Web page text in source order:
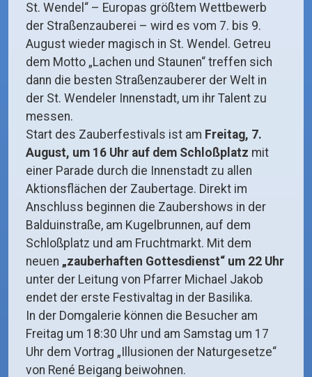
St. Wendel“ – Europas größtem Wettbewerb
der Straßenzauberei – wird es vom 7. bis 9.
August wieder magisch in St. Wendel. Getreu
dem Motto „Lachen und Staunen“ treffen sich
dann die besten Straßenzauberer der Welt in
der St. Wendeler Innenstadt, um ihr Talent zu
messen.
Start des Zauberfestivals ist am Freitag, 7.
August, um 16 Uhr auf dem Schloßplatz mit
einer Parade durch die Innenstadt zu allen
Aktionsflächen der Zaubertage. Direkt im
Anschluss beginnen die Zaubershows in der
Balduinstraße, am Kugelbrunnen, auf dem
Schloßplatz und am Fruchtmarkt. Mit dem
neuen „zauberhaften Gottesdienst“ um 22 Uhr
unter der Leitung von Pfarrer Michael Jakob
endet der erste Festivaltag in der Basilika.
In der Domgalerie können die Besucher am
Freitag um 18:30 Uhr und am Samstag um 17
Uhr dem Vortrag „Illusionen der Naturgesetze“
von René Beigang beiwohnen.